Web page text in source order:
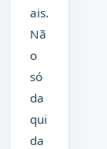
ais.
Nã
o
só
da
qui
da